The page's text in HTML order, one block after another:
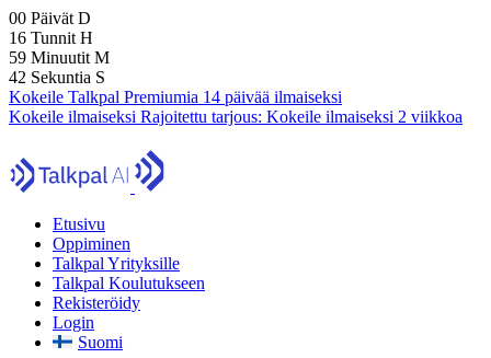
00 Päivät D
16 Tunnit H
59 Minuutit M
41 Sekuntia S
Kokeile Talkpal Premiumia 14 päivää ilmaiseksi
Kokeile ilmaiseksi Rajoitettu tarjous: Kokeile ilmaiseksi 2 viikkoa
Etusivu
Oppiminen
Talkpal Yrityksille
Talkpal Koulutukseen
Rekisteröidy
Login
Suomi